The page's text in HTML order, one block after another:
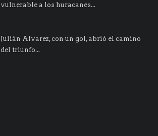
vulnerable a los huracanes...
Julián Alvarez, con un gol, abrió el camino
del triunfo...